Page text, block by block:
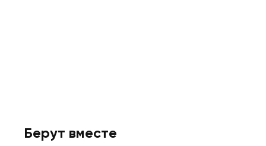
Берут вместе